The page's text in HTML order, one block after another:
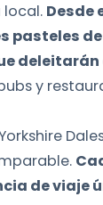
Desde
pasteles
y
de viaje